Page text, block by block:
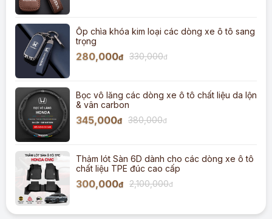
Ốp chìa khóa kim loại các dòng xe ô tô sang
trọng
280,000đ 330,000đ
Bọc vô lăng các dòng xe ô tô chất liệu da lộn
& vân carbon
345,000đ 380,000đ
Thảm lót Sàn 6D dành cho các dòng xe ô tô
chất liệu TPE đúc cao cấp
300,000đ 2,100,000đ